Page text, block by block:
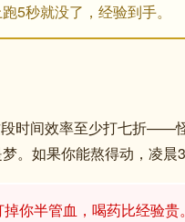
5秒就没了，经验到手。
时间效率至少打七折——
。如果你能熬得动，凌晨
你半管血，喝药比经验